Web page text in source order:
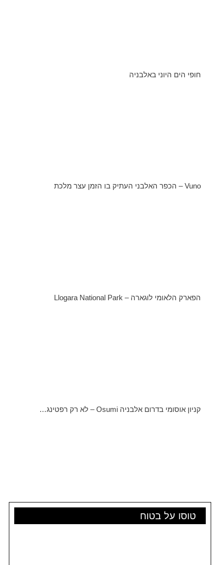
טוסו על בטוח
חופי הים היוני באלבניה
Vuno – הכפר האלבני העתיק בו הזמן עצר מלכת
הפארק הלאומי לוגארה – Llogara National Park
קניון אוסומי בדרום אלבניה Osumi – לא רק רפטינג…